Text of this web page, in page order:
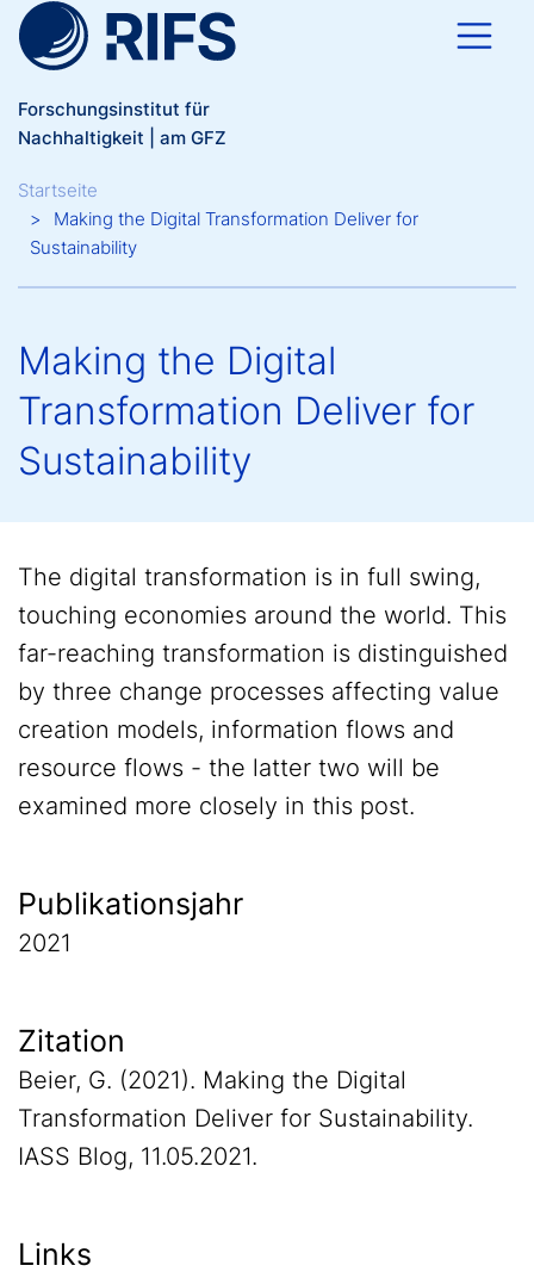
Direkt zum Inhalt
Forschungsinstitut für
Nachhaltigkeit | am GFZ
Breadcrumb
Startseite
Making the Digital Transformation Deliver for
Sustainability
Making the Digital
Transformation Deliver for
Sustainability
The digital transformation is in full swing,
touching economies around the world. This
far-reaching transformation is distinguished
by three change processes affecting value
creation models, information flows and
resource flows - the latter two will be
examined more closely in this post.
Publikationsjahr
2021
Zitation
Beier, G. (2021). Making the Digital
Transformation Deliver for Sustainability.
IASS Blog, 11.05.2021.
Links